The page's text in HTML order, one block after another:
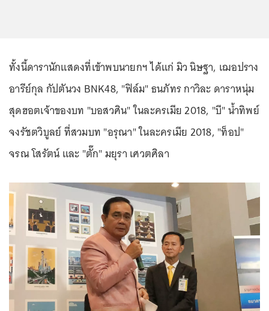
ทั้งนี้ดารานักแสดงที่เข้าพบนายกฯ ได้แก่ มิว นิษฐา, เฌอปราง
อารีย์กุล กัปตันวง BNK48, "ฟิล์ม" ธนภัทร กาวิละ ดาราหนุ่ม
สุดฮอตเจ้าของบท "บอสวศิน" ในละครเมีย 2018, "บี" น้ำทิพย์
จงรัชตวิบูลย์ ที่สวมบท "อรุณา" ในละครเมีย 2018, "ท็อป"
จรณ โสรัตน์ และ "ตั๊ก" มยุรา เศวตศิลา